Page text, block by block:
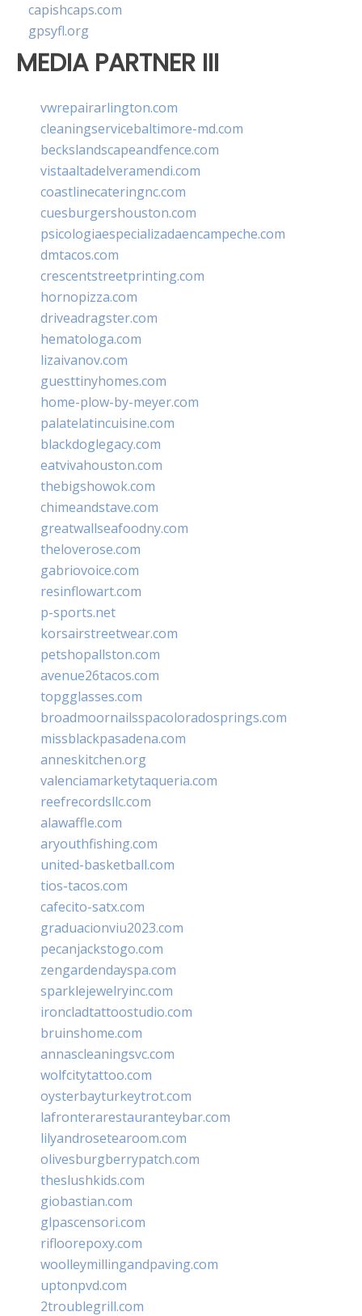
capishcaps.com
gpsyfl.org
MEDIA PARTNER III
vwrepairarlington.com
cleaningservicebaltimore-md.com
beckslandscapeandfence.com
vistaaltadelveramendi.com
coastlinecateringnc.com
cuesburgershouston.com
psicologiaespecializadaencampeche.com
dmtacos.com
crescentstreetprinting.com
hornopizza.com
driveadragster.com
hematologa.com
lizaivanov.com
guesttinyhomes.com
home-plow-by-meyer.com
palatelatincuisine.com
blackdoglegacy.com
eatvivahouston.com
thebigshowok.com
chimeandstave.com
greatwallseafoodny.com
theloverose.com
gabriovoice.com
resinflowart.com
p-sports.net
korsairstreetwear.com
petshopallston.com
avenue26tacos.com
topgglasses.com
broadmoornailsspacoloradosprings.com
missblackpasadena.com
anneskitchen.org
valenciamarketytaqueria.com
reefrecordsllc.com
alawaffle.com
aryouthfishing.com
united-basketball.com
tios-tacos.com
cafecito-satx.com
graduacionviu2023.com
pecanjackstogo.com
zengardendayspa.com
sparklejewelryinc.com
ironcladtattoostudio.com
bruinshome.com
annascleaningsvc.com
wolfcitytattoo.com
oysterbayturkeytrot.com
lafronterarestauranteybar.com
lilyandrosetearoom.com
olivesburgberrypatch.com
theslushkids.com
giobastian.com
glpascensori.com
rifloorepoxy.com
woolleymillingandpaving.com
uptonpvd.com
2troublegrill.com